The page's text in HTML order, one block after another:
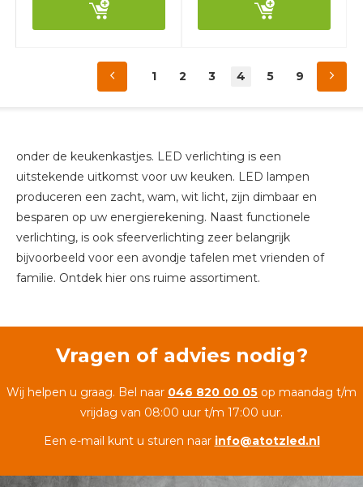
1 2 3 4 5 9
onder de keukenkastjes. LED verlichting is een
uitstekende uitkomst voor uw keuken. LED lampen
produceren een zacht, wam, wit licht, zijn dimbaar en
besparen op uw energierekening. Naast functionele
verlichting, is ook sfeerverlichting zeer belangrijk
bijvoorbeeld voor een avondje tafelen met vrienden of
familie. Ontdek hier ons ruime assortiment.
Vragen of advies nodig?
Wij helpen u graag. Bel naar 046 820 00 05 op maandag t/m
vrijdag van 08:00 uur t/m 17:00 uur.
Een e-mail kunt u sturen naar info@atotzled.nl